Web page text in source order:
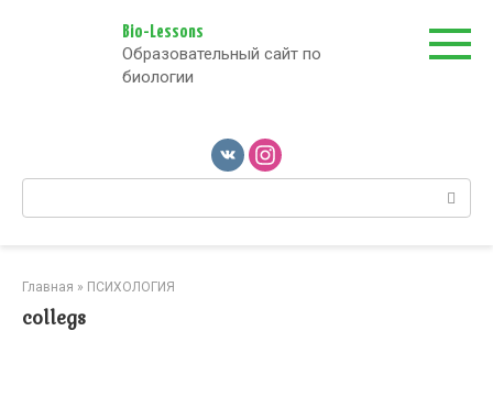
Bio-Lessons
Образовательный сайт по
биологии
Поиск:
Главная » ПСИХОЛОГИЯ
collegs